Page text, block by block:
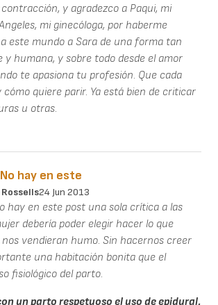
y agradezco a Paqui, mi
mi ginecóloga, por haberme
este mundo a Sara de una forma tan
y humana, y sobre todo desde el amor
te apasiona tu profesión. Que cada
cómo quiere parir. Ya está bien de criticar
u otras.
hay en este
24 Jun 2013
hay en este post una sola crítica a las
debería poder elegir hacer lo que
nos vendieran humo. Sin hacernos creer
una habitación bonita que el
fisiológico del parto.
un parto respetuoso el uso de epidural.